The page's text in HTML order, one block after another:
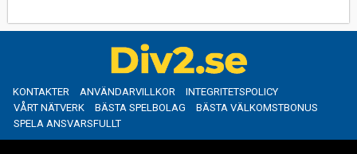
KONTAKTER ANVÄNDARVILLKOR
INTEGRITETSPOLICY
VÅRT NÄTVERK
BÄSTA SPELBOLAG
BÄSTA VÄLKOMSTBONUS
SPELA ANSVARSFULLT